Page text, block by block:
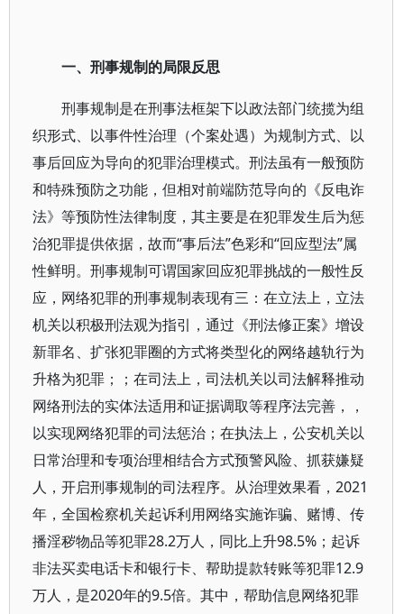
一、刑事规制的局限反思
刑事规制是在刑事法框架下以政法部门统揽为组
织形式、以事件性治理（个案处遇）为规制方式、以
事后回应为导向的犯罪治理模式。刑法虽有一般预防
和特殊预防之功能，但相对前端防范导向的《反电诈
法》等预防性法律制度，其主要是在犯罪发生后为惩
治犯罪提供依据，故而“事后法”色彩和“回应型法”属
性鲜明。刑事规制可谓国家回应犯罪挑战的一般性反
应，网络犯罪的刑事规制表现有三：在立法上，立法
机关以积极刑法观为指引，通过《刑法修正案》增设
新罪名、扩张犯罪圈的方式将类型化的网络越轨行为
升格为犯罪；；在司法上，司法机关以司法解释推动
网络刑法的实体法适用和证据调取等程序法完善，，
以实现网络犯罪的司法惩治；在执法上，公安机关以
日常治理和专项治理相结合方式预警风险、抓获嫌疑
人，开启刑事规制的司法程序。从治理效果看，2021
年，全国检察机关起诉利用网络实施诈骗、赌博、传
播淫秽物品等犯罪28.2万人，同比上升98.5%；起诉
非法买卖电话卡和银行卡、帮助提款转账等犯罪12.9
万人，是2020年的9.5倍。其中，帮助信息网络犯罪